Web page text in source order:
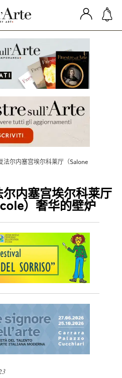
法尔内塞宫埃尔科莱厅（Salone
内塞宫埃尔科莱厅
）奢华的壁炉